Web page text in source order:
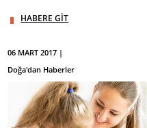
HABERE GİT
06 MART 2017 |
Doğa'dan Haberler